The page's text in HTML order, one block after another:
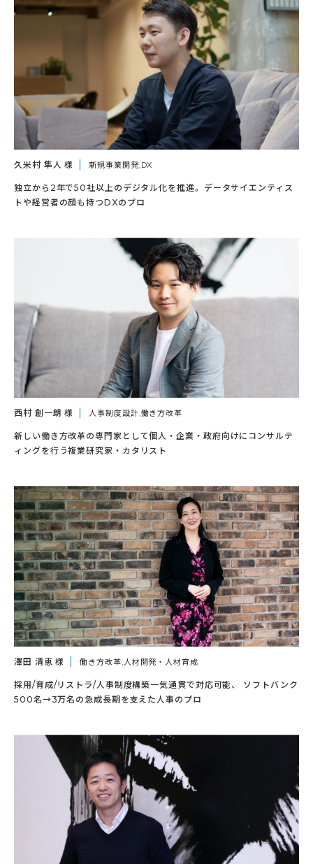
久米村 隼人 様 新規事業開発,DX
独立から2年で50社以上のデジタル化を推進。データサイエンティス
トや経営者の顔も持つDXのプロ
西村 創一朗 様 人事制度設計,働き方改革
新しい働き方改革の専門家として個人・企業・政府向けにコンサルテ
ィングを行う複業研究家・カタリスト
澤田 清恵 様 働き方改革,人材開発・人材育成
採用/育成/リストラ/人事制度構築一気通貫で対応可能、 ソフトバンク
500名→3万名の急成長期を支えた人事のプロ